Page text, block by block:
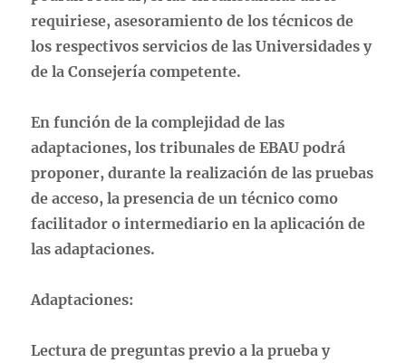
requiriese, asesoramiento de los técnicos de
los respectivos servicios de las Universidades y
de la Consejería competente.
En función de la complejidad de las
adaptaciones, los tribunales de EBAU podrá
proponer, durante la realización de las pruebas
de acceso, la presencia de un técnico como
facilitador o intermediario en la aplicación de
las adaptaciones.
Adaptaciones:
Lectura de preguntas previo a la prueba y